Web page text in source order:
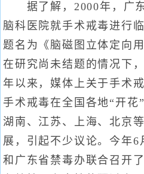
据了解，2000年，广东
脑科医院就手术戒毒进行
题名为《脑磁图立体定向
在研究尚未结题的情况下
年以来，媒体上关于手术
手术戒毒在全国各地“开花
湖南、江苏、上海、北京
展，引起不少议论。今年6
和广东省禁毒办联合召开